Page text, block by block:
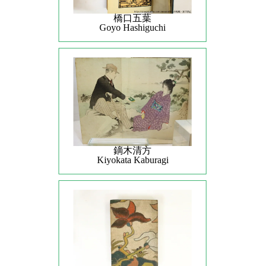
橋口五葉
Goyo Hashiguchi
鏑木清方
Kiyokata Kaburagi